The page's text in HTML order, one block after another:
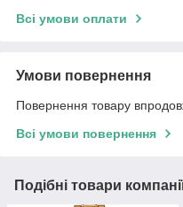
Всі умови оплати
Умови повернення
Повернення товару
Всі умови повернення
Подібні товари